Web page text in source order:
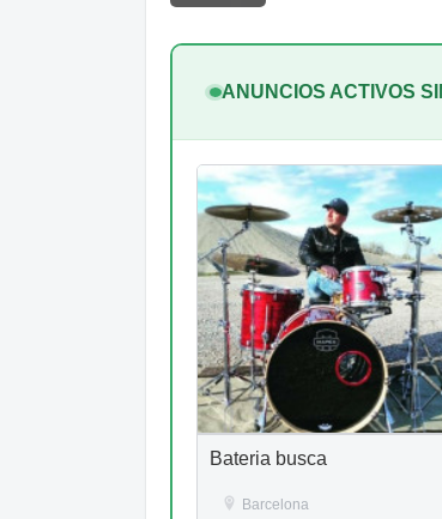
ANUNCIOS ACTIVOS
Bateria busca
Barcelona